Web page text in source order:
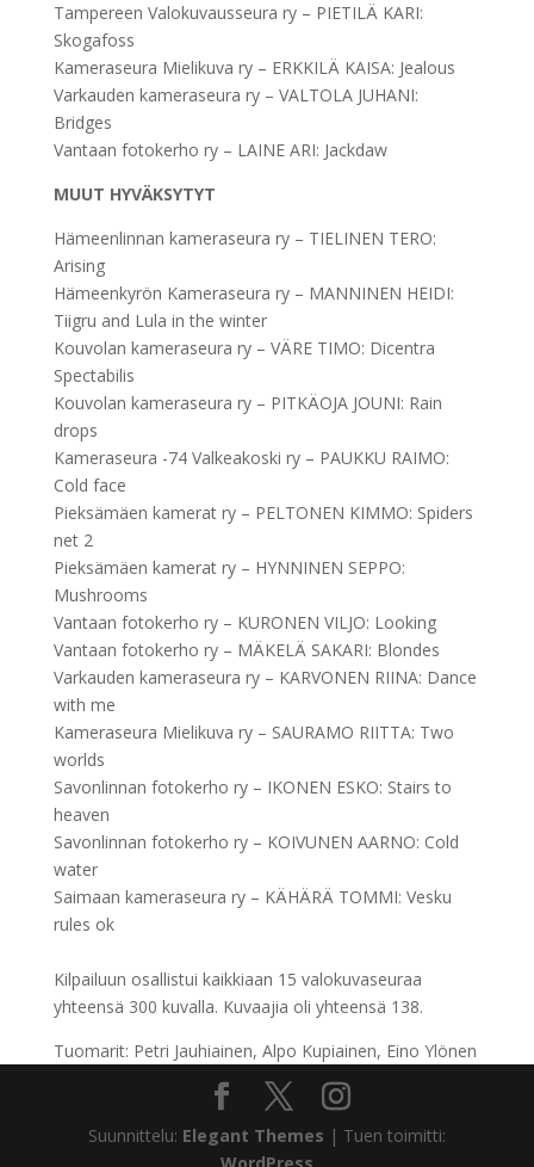
Tampereen Valokuvausseura ry – PIETILÄ KARI:
Skogafoss
Kameraseura Mielikuva ry – ERKKILÄ KAISA: Jealous
Varkauden kameraseura ry – VALTOLA JUHANI:
Bridges
Vantaan fotokerho ry – LAINE ARI: Jackdaw
MUUT HYVÄKSYTYT
Hämeenlinnan kameraseura ry – TIELINEN TERO:
Arising
Hämeenkyrön Kameraseura ry – MANNINEN HEIDI:
Tiigru and Lula in the winter
Kouvolan kameraseura ry – VÄRE TIMO: Dicentra
Spectabilis
Kouvolan kameraseura ry – PITKÄOJA JOUNI: Rain
drops
Kameraseura -74 Valkeakoski ry – PAUKKU RAIMO:
Cold face
Pieksämäen kamerat ry – PELTONEN KIMMO: Spiders
net 2
Pieksämäen kamerat ry – HYNNINEN SEPPO:
Mushrooms
Vantaan fotokerho ry – KURONEN VILJO: Looking
Vantaan fotokerho ry – MÄKELÄ SAKARI: Blondes
Varkauden kameraseura ry – KARVONEN RIINA: Dance
with me
Kameraseura Mielikuva ry – SAURAMO RIITTA: Two
worlds
Savonlinnan fotokerho ry – IKONEN ESKO: Stairs to
heaven
Savonlinnan fotokerho ry – KOIVUNEN AARNO: Cold
water
Saimaan kameraseura ry – KÄHÄRÄ TOMMI: Vesku
rules ok
Kilpailuun osallistui kaikkiaan 15 valokuvaseuraa
yhteensä 300 kuvalla. Kuvaajia oli yhteensä 138.
Tuomarit: Petri Jauhiainen, Alpo Kupiainen, Eino Ylönen
Suunnittelu: Elegant Themes | Tuen toimitti: